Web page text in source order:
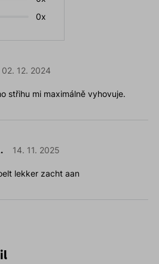
0x
02. 12. 2024
střihu mi maximálně vyhovuje.
14. 11. 2025
lekker zacht aan